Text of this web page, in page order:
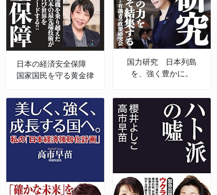
日本の経済安全保障
国家国民を守る黄金律
国力研究 日本列島
を、強く豊かに。